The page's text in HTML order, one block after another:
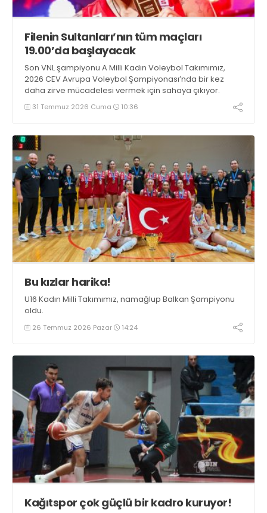
Filenin Sultanları’nın tüm maçları
19.00’da başlayacak
Son VNL şampiyonu A Milli Kadın Voleybol Takımımız,
2026 CEV Avrupa Voleybol Şampiyonası’nda bir kez
daha zirve mücadelesi vermek için sahaya çıkıyor.
31 Temmuz 2026 Cuma 10:36
Bu kızlar harika!
U16 Kadın Milli Takımımız, namağlup Balkan Şampiyonu
oldu.
26 Temmuz 2026 Pazar 14:24
Kağıtspor çok güçlü bir kadro kuruyor!